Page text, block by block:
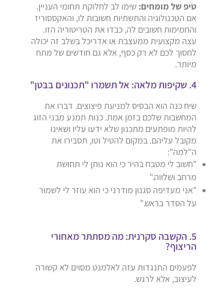
טיפ של מומחים: שימו לב לחלוקת תחומי העניין.
אם הטכנולוגיה והתשתיות חשובות לו, והאקססוריז
והחמימות חשובים לה, כבדו את הטריטוריה הזו.
עצה מקצועית ממעצבת או אדריכל בשלב זה יכולה
לחסוך לכם לא רק כסף, אלא גם חודשים של מתח
מיותר.
4. שקיפות מלאה: אל תשמרו "תכנונים בבטן"
שיח כנה הוא הבסיס למניעת פיצוצים. דברו את
המחשבות שלכם בזמן אמת. כנות תמנע מבני הזוג
להיות מופתעים מתכנון שלא ידעו עליו ושאינו
מקובל עליהם. במקום להטיל וטו, תסבירו את
ה"למה":
"חשוב לי מטבח בהיר כי הוא נותן לי תחושת
מרחב ושלווה."
"אני מעדיפה סגנון מודרני כי הוא עוזר לי לשמור
על הסדר בראש."
5. הקשבה סקרנית: מה מסתתר מאחורי
הריצוף?
לפעמים התנגדות עזה לאלמנט מסוים לא קשורה
לעיצוב, אלא לרגש.